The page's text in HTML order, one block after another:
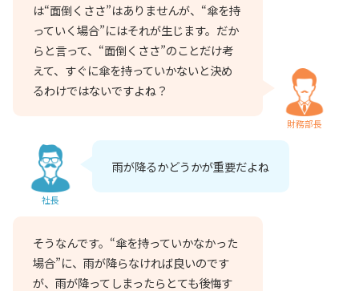
は“面倒くささ”はありませんが、“傘を持
っていく場合”にはそれが生じます。だか
らと言って、“面倒くささ”のことだけ考
えて、すぐに傘を持っていかないと決め
るわけではないですよね？
財務部長
社長
雨が降るかどうかが重要だよね
そうなんです。“傘を持っていかなかった
場合”に、雨が降らなければ良いのです
が、雨が降ってしまったらとても後悔す